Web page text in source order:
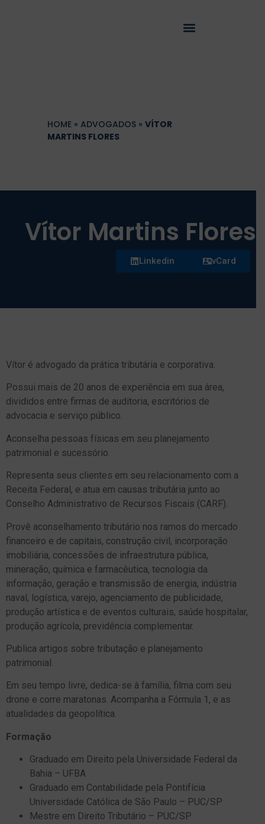
HOME » ADVOGADOS » VÍTOR
MARTINS FLORES
Vítor Martins Flores
vCard
Linkedin
Vítor é advogado da prática tributária e corporativa.
Possui mais de 20 anos de experiência em sua área,
divididos entre firmas de auditoria, escritórios de
advocacia e serviço público.
Aconselha pessoas físicas em seu planejamento
patrimonial e sucessório.
Representa seus clientes em seu relacionamento com a
Receita Federal, e atua em causas tributária junto ao
Conselho Administrativo de Recursos Fiscais (CARF).
Provê aconselhamento tributário nos ramos do mercado
financeiro e de capitais, construção civil, incorporação
imobiliária, concessões de infraestrutura pública,
mineração, química e farmacêutica, tecnologia da
informação, geração e transmissão de energia, indústria
naval, logística, varejo, agenciamento de publicidade,
produção artística e de eventos culturais, saúde hospitalar,
produção agrícola, previdência complementar.
Publica artigos sobre tributação e planejamento
patrimonial.
Em seu tempo livre, dedica-se à família, filma com seu
drone e corre maratonas. Acompanha a Fórmula 1, e as
atualidades da geopolítica.
Formação
Graduado em Direito pela Universidade Federal da
Bahia – UFBA
Graduado em Contabilidade pela Pontifícia
Universidade Católica de São Paulo – PUC/SP
Mestre em Direito Tributário – PUC/SP